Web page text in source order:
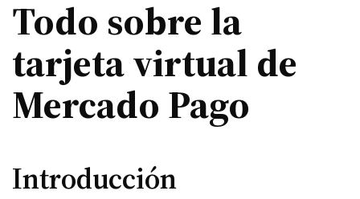
Todo sobre la
tarjeta virtual de
Mercado Pago
Introducción